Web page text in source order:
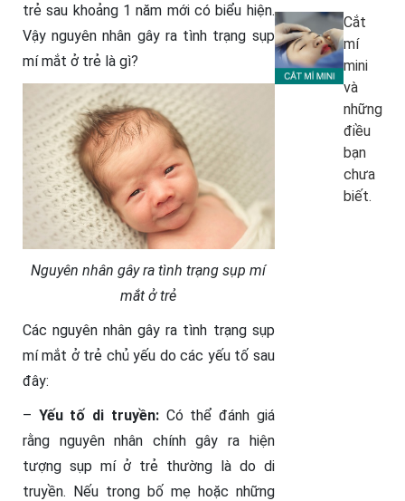
trẻ sau khoảng 1 năm mới có biểu hiện.
Vậy nguyên nhân gây ra tình trạng sụp
mí mắt ở trẻ là gì?
Nguyên nhân gây ra tình trạng sụp mí
mắt ở trẻ
Các nguyên nhân gây ra tình trạng sụp
mí mắt ở trẻ chủ yếu do các yếu tố sau
đây:
– Yếu tố di truyền: Có thể đánh giá
rằng nguyên nhân chính gây ra hiện
tượng sụp mí ở trẻ thường là do di
truyền. Nếu trong bố mẹ hoặc những
Cắt
mí
mini
và
những
điều
bạn
chưa
biết.